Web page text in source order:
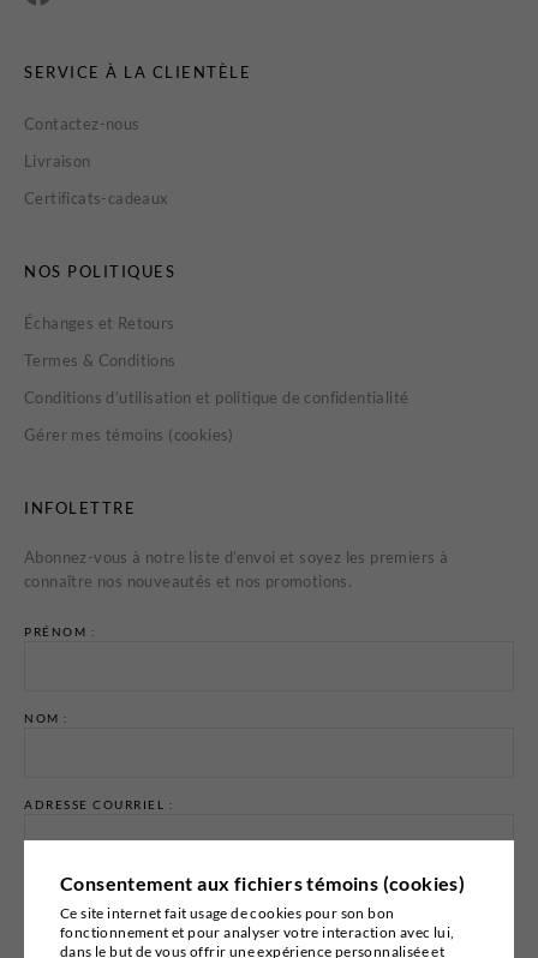
SERVICE À LA CLIENTÈLE
Contactez-nous
Livraison
Certificats-cadeaux
NOS POLITIQUES
Échanges et Retours
Termes & Conditions
Conditions d’utilisation et politique de confidentialité
Gérer mes témoins (cookies)
INFOLETTRE
Abonnez-vous à notre liste d’envoi et soyez les premiers à
connaître nos nouveautés et nos promotions.
PRÉNOM :
NOM :
ADRESSE COURRIEL :
Consentement aux fichiers témoins (cookies)
Ce site internet fait usage de cookies pour son bon
fonctionnement et pour analyser votre interaction avec lui,
dans le but de vous offrir une expérience personnalisée et